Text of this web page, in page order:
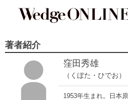
著者紹介
窪田秀雄
（くぼた・ひでお）
1953年生まれ。日本